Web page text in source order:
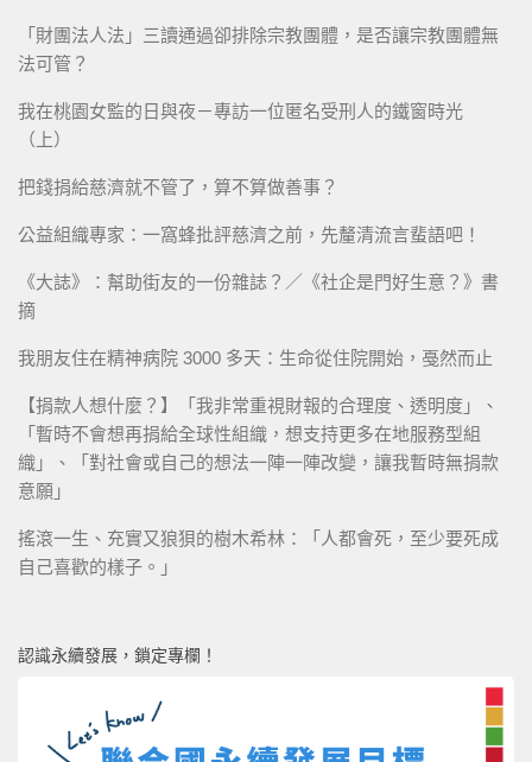
「財團法人法」三讀通過卻排除宗教團體，是否讓宗教團體無
法可管？
我在桃園女監的日與夜－專訪一位匿名受刑人的鐵窗時光
（上）
把錢捐給慈濟就不管了，算不算做善事？
公益組織專家：一窩蜂批評慈濟之前，先釐清流言蜚語吧！
《大誌》：幫助街友的一份雜誌？／《社企是門好生意？》書
摘
我朋友住在精神病院 3000 多天：生命從住院開始，戞然而止
【捐款人想什麼？】「我非常重視財報的合理度、透明度」、
「暫時不會想再捐給全球性組織，想支持更多在地服務型組
織」、「對社會或自己的想法一陣一陣改變，讓我暫時無捐款
意願」
搖滾一生、充實又狼狽的樹木希林：「人都會死，至少要死成
自己喜歡的樣子。」
認識永續發展，鎖定專欄！